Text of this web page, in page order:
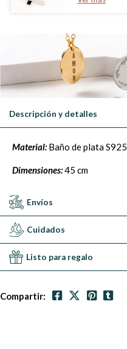
Descripción y detalles
Material:Baño de plata S925
Dimensiones:45 cm
Envíos
Cuidados
Listo para regalo
Compartir: